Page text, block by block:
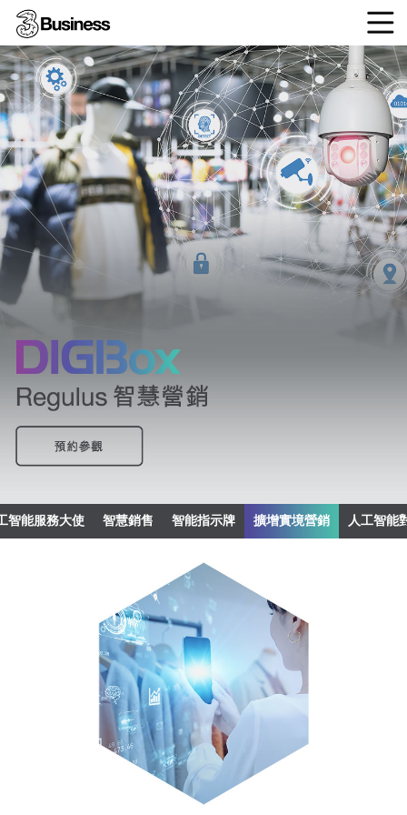
智能服務大使 智慧銷售 智能指示牌 擴增實境營銷 人工智能